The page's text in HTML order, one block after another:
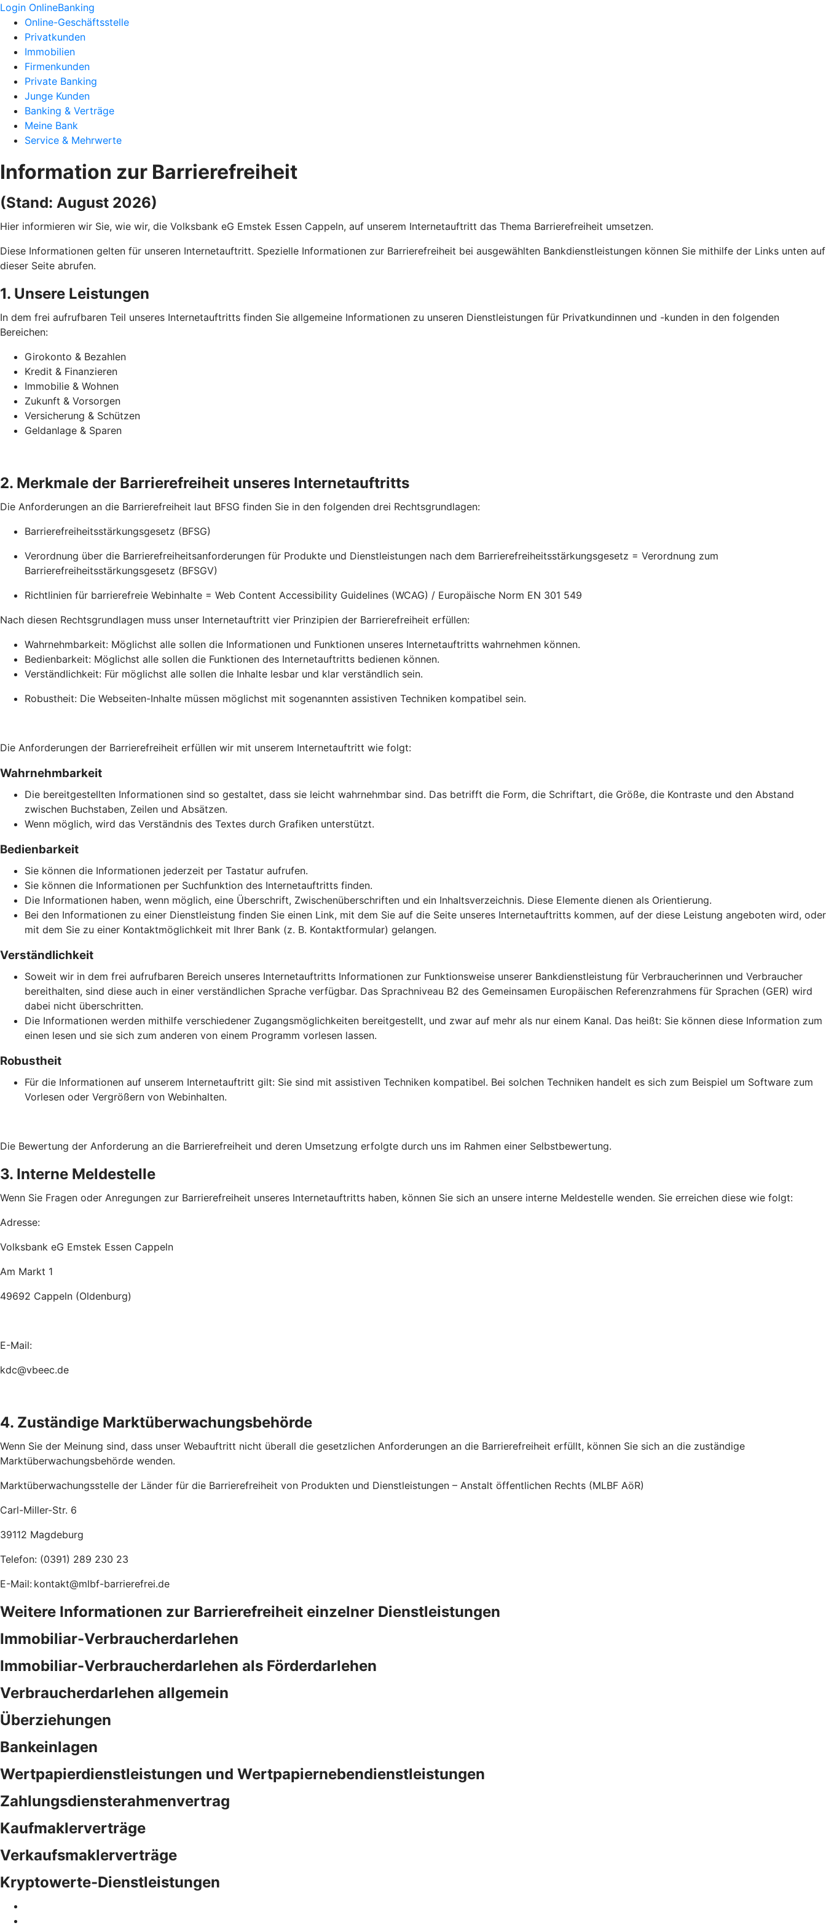
Login OnlineBanking
Online-Geschäftsstelle
Privatkunden
Immobilien
Firmenkunden
Private Banking
Junge Kunden
Banking & Verträge
Meine Bank
Service & Mehrwerte
Information zur Barrierefreiheit
(Stand: August 2026)
Hier informieren wir Sie, wie wir, die Volksbank eG Emstek Essen Cappeln, auf unserem Internetauftritt das Thema Barrierefreiheit umsetzen.
Diese Informationen gelten für unseren Internetauftritt. Spezielle Informationen zur Barrierefreiheit bei ausgewählten Bankdienstleistungen können Sie mithilfe der Links unten auf
dieser Seite abrufen.
1. Unsere Leistungen
In dem frei aufrufbaren Teil unseres Internetauftritts finden Sie allgemeine Informationen zu unseren Dienstleistungen für Privatkundinnen und -kunden in den folgenden
Bereichen:
Girokonto & Bezahlen
Kredit & Finanzieren
Immobilie & Wohnen
Zukunft & Vorsorgen
Versicherung & Schützen
Geldanlage & Sparen
2. Merkmale der Barrierefreiheit unseres Internetauftritts
Die Anforderungen an die Barrierefreiheit laut BFSG finden Sie in den folgenden drei Rechtsgrundlagen:
Barrierefreiheitsstärkungsgesetz (BFSG)
Verordnung über die Barrierefreiheitsanforderungen für Produkte und Dienstleistungen nach dem Barrierefreiheitsstärkungsgesetz = Verordnung zum
Barrierefreiheitsstärkungsgesetz (BFSGV)
Richtlinien für barrierefreie Webinhalte = Web Content Accessibility Guidelines (WCAG) / Europäische Norm EN 301 549
Nach diesen Rechtsgrundlagen muss unser Internetauftritt vier Prinzipien der Barrierefreiheit erfüllen:
Wahrnehmbarkeit: Möglichst alle sollen die Informationen und Funktionen unseres Internetauftritts wahrnehmen können.
Bedienbarkeit: Möglichst alle sollen die Funktionen des Internetauftritts bedienen können.
Verständlichkeit: Für möglichst alle sollen die Inhalte lesbar und klar verständlich sein.
Robustheit: Die Webseiten-Inhalte müssen möglichst mit sogenannten assistiven Techniken kompatibel sein.
Die Anforderungen der Barrierefreiheit erfüllen wir mit unserem Internetauftritt wie folgt:
Wahrnehmbarkeit
Die bereitgestellten Informationen sind so gestaltet, dass sie leicht wahrnehmbar sind. Das betrifft die Form, die Schriftart, die Größe, die Kontraste und den Abstand
zwischen Buchstaben, Zeilen und Absätzen.
Wenn möglich, wird das Verständnis des Textes durch Grafiken unterstützt.
Bedienbarkeit
Sie können die Informationen jederzeit per Tastatur aufrufen.
Sie können die Informationen per Suchfunktion des Internetauftritts finden.
Die Informationen haben, wenn möglich, eine Überschrift, Zwischenüberschriften und ein Inhaltsverzeichnis. Diese Elemente dienen als Orientierung.
Bei den Informationen zu einer Dienstleistung finden Sie einen Link, mit dem Sie auf die Seite unseres Internetauftritts kommen, auf der diese Leistung angeboten wird, oder
mit dem Sie zu einer Kontaktmöglichkeit mit Ihrer Bank (z. B. Kontaktformular) gelangen.
Verständlichkeit
Soweit wir in dem frei aufrufbaren Bereich unseres Internetauftritts Informationen zur Funktionsweise unserer Bankdienstleistung für Verbraucherinnen und Verbraucher
bereithalten, sind diese auch in einer verständlichen Sprache verfügbar. Das Sprachniveau B2 des Gemeinsamen Europäischen Referenzrahmens für Sprachen (GER) wird
dabei nicht überschritten.
Die Informationen werden mithilfe verschiedener Zugangsmöglichkeiten bereitgestellt, und zwar auf mehr als nur einem Kanal. Das heißt: Sie können diese Information zum
einen lesen und sie sich zum anderen von einem Programm vorlesen lassen.
Robustheit
Für die Informationen auf unserem Internetauftritt gilt: Sie sind mit assistiven Techniken kompatibel. Bei solchen Techniken handelt es sich zum Beispiel um Software zum
Vorlesen oder Vergrößern von Webinhalten.
Die Bewertung der Anforderung an die Barrierefreiheit und deren Umsetzung erfolgte durch uns im Rahmen einer Selbstbewertung.
3. Interne Meldestelle
Wenn Sie Fragen oder Anregungen zur Barrierefreiheit unseres Internetauftritts haben, können Sie sich an unsere interne Meldestelle wenden. Sie erreichen diese wie folgt:
Adresse:
Volksbank eG Emstek Essen Cappeln
Am Markt 1
49692 Cappeln (Oldenburg)
E-Mail:
kdc@vbeec.de
4. Zuständige Marktüberwachungsbehörde
Wenn Sie der Meinung sind, dass unser Webauftritt nicht überall die gesetzlichen Anforderungen an die Barrierefreiheit erfüllt, können Sie sich an die zuständige
Marktüberwachungsbehörde wenden.
Marktüberwachungsstelle der Länder für die Barrierefreiheit von Produkten und Dienstleistungen – Anstalt öffentlichen Rechts (MLBF AöR)
Carl-Miller-Str. 6
39112 Magdeburg
Telefon: (0391) 289 230 23
E-Mail: kontakt@mlbf-barrierefrei.de
Weitere Informationen zur Barrierefreiheit einzelner Dienstleistungen
Immobiliar-Verbraucherdarlehen
Immobiliar-Verbraucherdarlehen als Förderdarlehen
Verbraucherdarlehen allgemein
Überziehungen
Bankeinlagen
Wertpapierdienstleistungen und Wertpapiernebendienstleistungen
Zahlungsdiensterahmenvertrag
Kaufmaklerverträge
Verkaufsmaklerverträge
Kryptowerte-Dienstleistungen